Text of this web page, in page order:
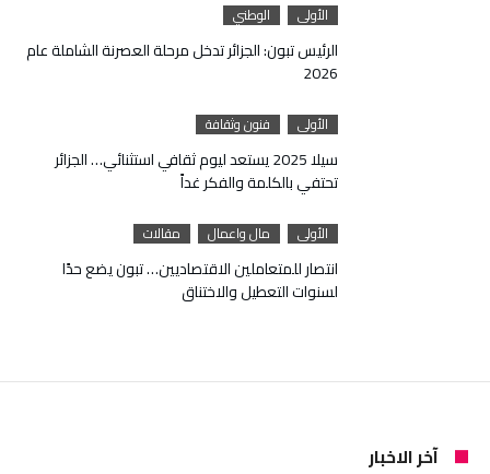
الأولى الوطني
الرئيس تبون: الجزائر تدخل مرحلة العصرنة الشاملة عام
2026
الأولى فنون وثقافة
سيلا 2025 يستعد ليوم ثقافي استثنائي… الجزائر
تحتفي بالكلمة والفكر غداً
الأولى مال واعمال مقالات
انتصار للمتعاملين الاقتصاديين… تبون يضع حدًا
لسنوات التعطيل والاختناق
آخر الاخبار